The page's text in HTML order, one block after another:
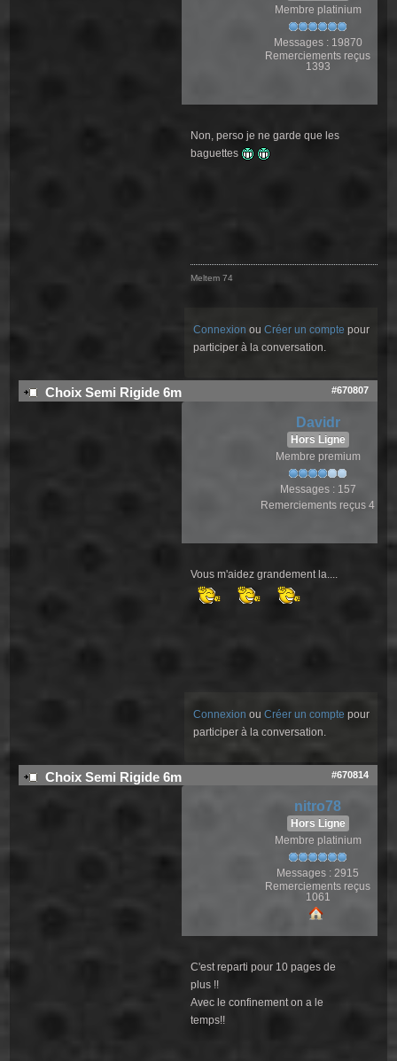
Membre platinium
Messages : 19870
Remerciements reçus
1393
Non, perso je ne garde que les
baguettes
Meltem 74
Connexion ouCréer un compte pour
participer à la conversation.
Choix Semi Rigide 6m #670807
Davidr
Hors Ligne
Membre premium
Messages : 157
Remerciements reçus 4
Vous m'aidez grandement la....
Connexion ouCréer un compte pour
participer à la conversation.
Choix Semi Rigide 6m #670814
nitro78
Hors Ligne
Membre platinium
Messages : 2915
Remerciements reçus
1061
C'est reparti pour 10 pages de
plus !!
Avec le confinement on a le
temps!!